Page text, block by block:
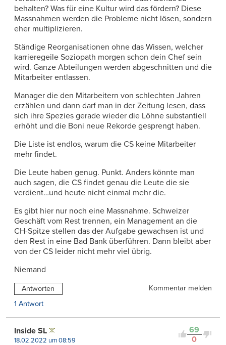
behalten? Was für eine Kultur wird das fördern? Diese
Massnahmen werden die Probleme nicht lösen, sondern
eher multiplizieren.
Ständige Reorganisationen ohne das Wissen, welcher
karrieregeile Soziopath morgen schon dein Chef sein
wird. Ganze Abteilungen werden abgeschnitten und die
Mitarbeiter entlassen.
Manager die den Mitarbeitern von schlechten Jahren
erzählen und dann darf man in der Zeitung lesen, dass
sich ihre Spezies gerade wieder die Löhne substantiell
erhöht und die Boni neue Rekorde gesprengt haben.
Die Liste ist endlos, warum die CS keine Mitarbeiter
mehr findet.
Die Leute haben genug. Punkt. Anders könnte man
auch sagen, die CS findet genau die Leute die sie
verdient…und heute nicht einmal mehr die.
Es gibt hier nur noch eine Massnahme. Schweizer
Geschäft vom Rest trennen, ein Management an die
CH-Spitze stellen das der Aufgabe gewachsen ist und
den Rest in eine Bad Bank überführen. Dann bleibt aber
von der CS leider nicht mehr viel übrig.
Niemand
Antworten
Kommentar melden
1 Antwort
69
0
Inside SL
18.02.2022 um 08:59